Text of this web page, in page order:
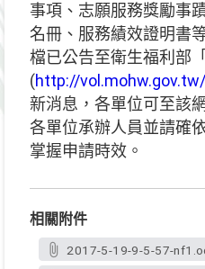
事項、志願服務獎勵事
名冊、服務績效證明書
檔已公告至衛生福利部
(http://
新消息，各單位可至該
各單位承辦人員並請確
掌握申請時效。
相關附件
2017-5-19-9-5-57-